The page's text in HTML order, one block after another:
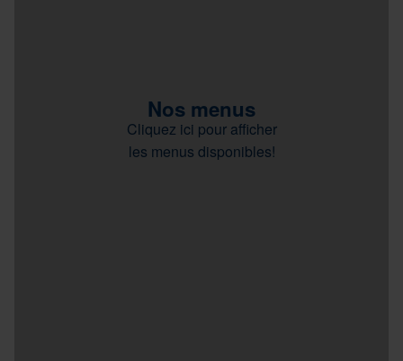
Nos menus
Cliquez ici pour afficher
les menus disponibles!